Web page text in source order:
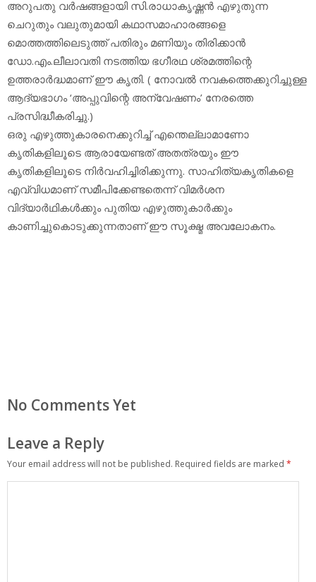
അറുപതു വര്‍ഷങ്ങളായി സി.രാധാകൃഷ്ണന്‍ എഴുതുന്ന
ചെറുതും വലുതുമായി കഥാസമാഹാരങ്ങളെ
മൊത്തത്തിലെടുത്ത് പതിരും മണിയും തിരിക്കാന്‍
ഡോ.എം.ലീലാവതി നടത്തിയ ഭഗീരഥ ശ്രമത്തിന്റെ
ഉത്തരാര്‍ദ്ധമാണ് ഈ കൃതി. ( നോവല്‍ നവകത്തെക്കുറിച്ചുള്ള
ആദ്യഭാഗം ‘അപ്പുവിന്റെ അന്വേഷണം’ നേരത്തെ
പ്രസിദ്ധീകരിച്ചു.)
ഒരു എഴുത്തുകാരനെക്കുറിച്ച് എന്തെല്ലാമാണോ
കൃതികളിലൂടെ ആരായേണ്ടത് അതത്രയും ഈ
കൃതികളിലൂടെ നിര്‍വഹിച്ചിരിക്കുന്നു. സാഹിത്യകൃതികളെ
എവ്വിധമാണ് സമീപിക്കേണ്ടതെന്ന് വിമര്‍ശന
വിദ്യാര്‍ഥികള്‍ക്കും പുതിയ എഴുത്തുകാര്‍ക്കും
കാണിച്ചുകൊടുക്കുന്നതാണ് ഈ സൂക്ഷ്മ അവലോകനം.
No Comments Yet
Leave a Reply
Your email address will not be published. Required fields are marked *